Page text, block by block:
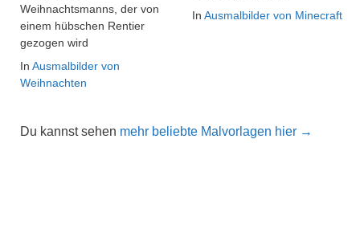
Weihnachtsmanns, der von
einem hübschen Rentier
gezogen wird
In Ausmalbilder von
Weihnachten
In Ausmalbilder von Minecraft
Du kannst sehen mehr beliebte Malvorlagen hier →